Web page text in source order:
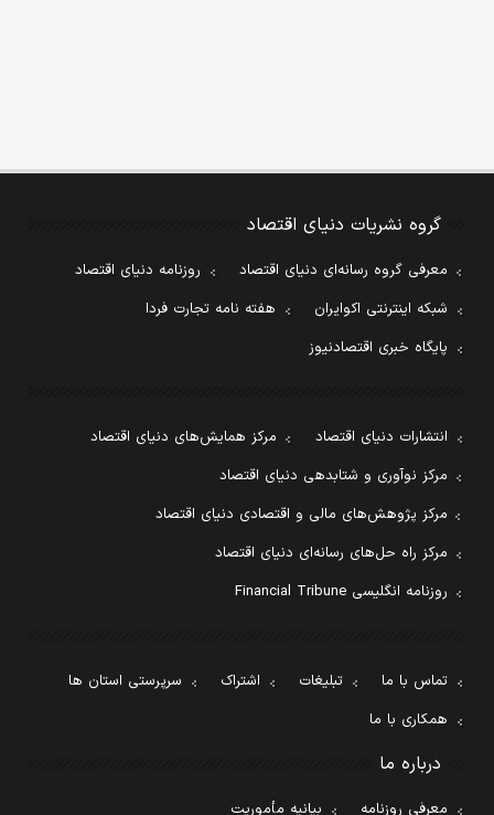
گروه نشریات دنیای اقتصاد
معرفی گروه رسانه‌ای دنیای اقتصاد
روزنامه دنیای اقتصاد
شبکه اینترنتی اکوایران
هفته نامه تجارت فردا
پایگاه خبری اقتصادنیوز
انتشارات دنیای اقتصاد
مرکز همایش‌های دنیای اقتصاد
مرکز نوآوری و شتابدهی دنیای اقتصاد
مرکز پژوهش‌های مالی و اقتصادی دنیای اقتصاد
مرکز راه حل‌های رسانه‌ای دنیای اقتصاد
روزنامه انگلیسی Financial Tribune
تماس با ما تبلیغات اشتراک
سرپرستی استان ها
همکاری با ما
درباره ما
معرفی روزنامه بیانیه مأموریت